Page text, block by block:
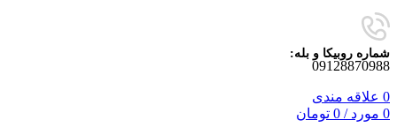
شماره روبیکا و بله:
09128870988
0 علاقه مندی
0 مورد /
0 تومان